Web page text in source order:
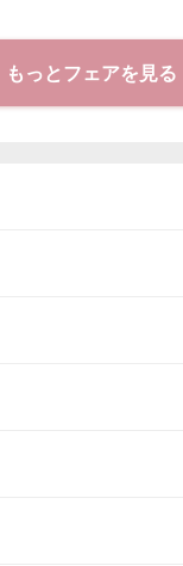
もっとフェアを見る